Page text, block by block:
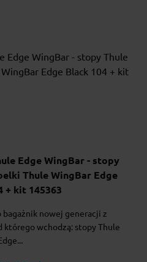
Edge WingBar - stopy
Thule WingBar Edge
+ kit 145363
nowej generacji z
którego wchodzą: stopy Thule